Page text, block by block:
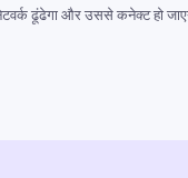
ढूंढेगा और उससे कनेक्ट हो